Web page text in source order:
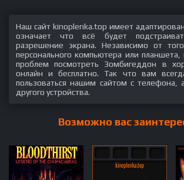
Наш сайт kinoplenka.top имеет
означает что всё будет
разрешение экрана. Независимо от
персонального компьютера или
проблем посмотреть Зомбигеддон в
онлайн и бесплатно. Так что вам
пользоваться нашим сайтом с телефона,
другого устройства.
Возможно вас